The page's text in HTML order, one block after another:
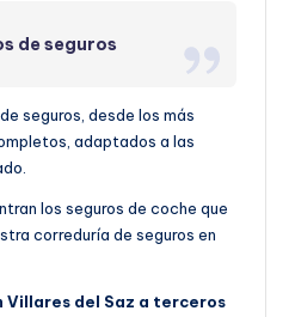
de seguros
seguros, desde los más
adaptados a las
los seguros de coche que
correduría de seguros en
Villares del Saz a terceros